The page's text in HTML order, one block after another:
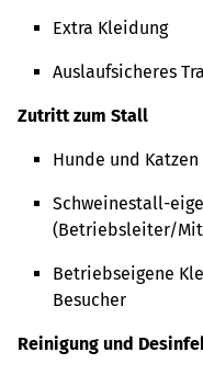
Extra Kleidung
Auslaufsicheres
Zutritt zum Stall
Hunde und
Schweinestall-
(Betriebsleiter/
Betriebseigene
Besucher
Reinigung und